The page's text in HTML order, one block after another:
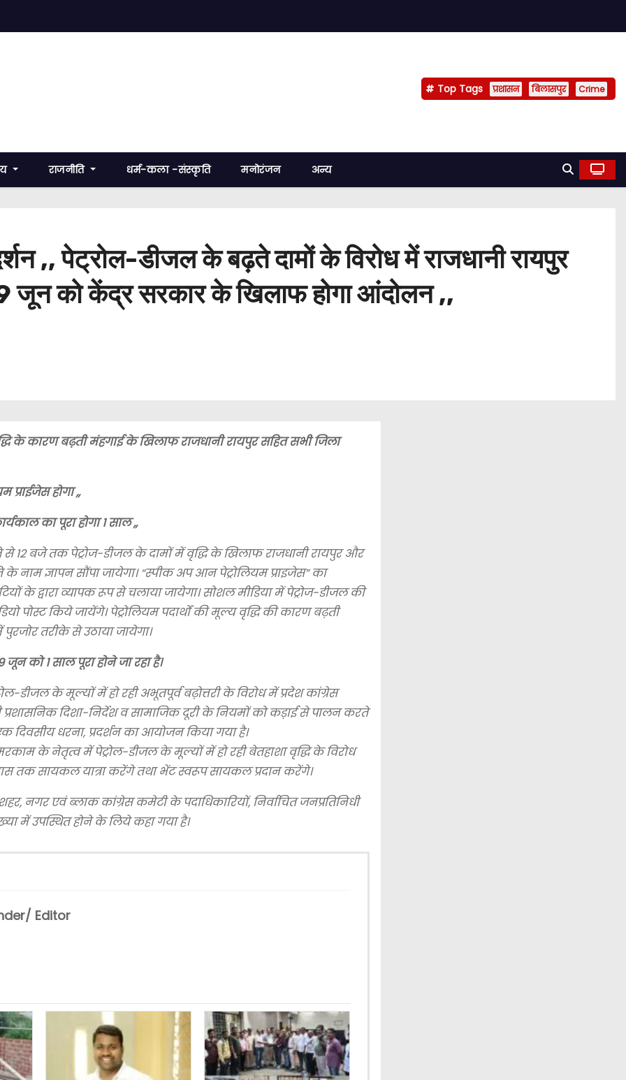
Top Tags प्रशासन बिलासपुर Crime
राजनीति धर्म-कला -संस्कृति मनोरंजन अन्य
,, पेट्रोल-डीजल के बढ़ते दामों के विरोध में राजधानी रायपुर
जून को केंद्र सरकार के खिलाफ होगा आंदोलन ,,
के कारण बढ़ती मंहगाई के खिलाफ राजधानी रायपुर सहित सभी जिला
होगा ,,
का पूरा होगा 1 साल ,,
12 बजे तक पेट्रोज-डीजल के दामों में वृद्धि के खिलाफ राजधानी रायपुर और
नाम ज्ञापन सौंपा जायेगा। “स्पीक अप आन पेट्रोलियम प्राइजेस” का
के द्वारा व्यापक रूप से चलाया जायेगा। सोशल मीडिया में पेट्रोज-डीजल की
पोस्ट किये जायेंगे। पेट्रोलियम पदार्थों की मूल्य वृद्धि की कारण बढ़ती
तरीके से उठाया जायेगा।
को 1 साल पूरा होने जा रहा है।
डीजल के मूल्यों में हो रही अभूतपूर्व बढ़ोत्तरी के विरोध में प्रदेश कांग्रेस
दिशा-निर्देश व सामाजिक दूरी के नियमों को कड़ाई से पालन करते
दिवसीय धरना, प्रदर्शन का आयोजन किया गया है।
के नेतृत्व में पेट्रोल-डीजल के मूल्यों में हो रही बेतहाशा वृद्धि के विरोध
तक सायकल यात्रा करेंगे तथा भेंट स्वरूप सायकल प्रदान करेंगे।
नगर एवं ब्लाक कांग्रेस कमेटी के पदाधिकारियों, निर्वाचित जनप्रतिनिधी
में उपस्थित होने के लिये कहा गया है।
Editor